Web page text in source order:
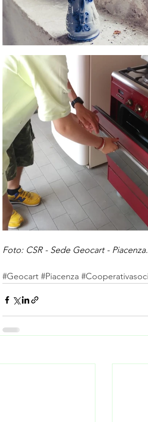
Foto: CSR - Sede Geocart - Piacenza.
#Geocart #Piacenza